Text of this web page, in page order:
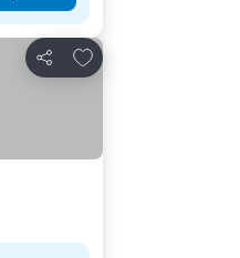
Partager
Ajouter à mes favoris